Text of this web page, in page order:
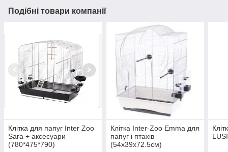
Подібні товари компанії
Клітка для папуг Inter Zoo
Sara + аксесуари
(780*475*790)
Клітка Inter-Zoo Emma для
папуг і птахів
(54x39x72.5см)